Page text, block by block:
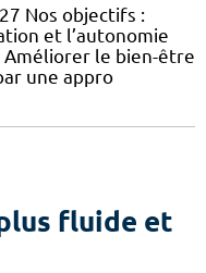
Nos objectifs :
et l’autonomie
le bien-être
une appro
fluide et